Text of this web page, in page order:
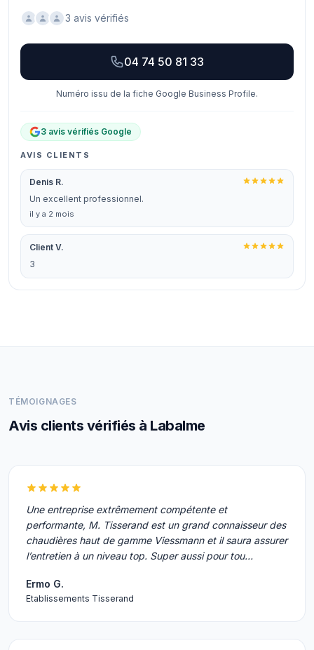
3 avis vérifiés
04 74 50 81 33
Numéro issu de la fiche Google Business Profile.
3 avis vérifiés Google
AVIS CLIENTS
Denis R.
Un excellent professionnel.
il y a 2 mois
Client V.
3
TÉMOIGNAGES
Avis clients vérifiés à Labalme
Une entreprise extrêmement compétente et
performante, M. Tisserand est un grand connaisseur des
chaudières haut de gamme Viessmann et il saura assurer
l’entretien à un niveau top. Super aussi pour tou…
Ermo G.
Etablissements Tisserand